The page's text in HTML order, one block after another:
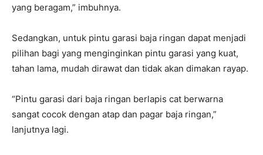
yang beragam,” imbuhnya.
Sedangkan, untuk pintu garasi baja ringan dapat menjadi
pilihan bagi yang menginginkan pintu garasi yang kuat,
tahan lama, mudah dirawat dan tidak akan dimakan rayap.
“Pintu garasi dari baja ringan berlapis cat berwarna
sangat cocok dengan atap dan pagar baja ringan,”
lanjutnya lagi.